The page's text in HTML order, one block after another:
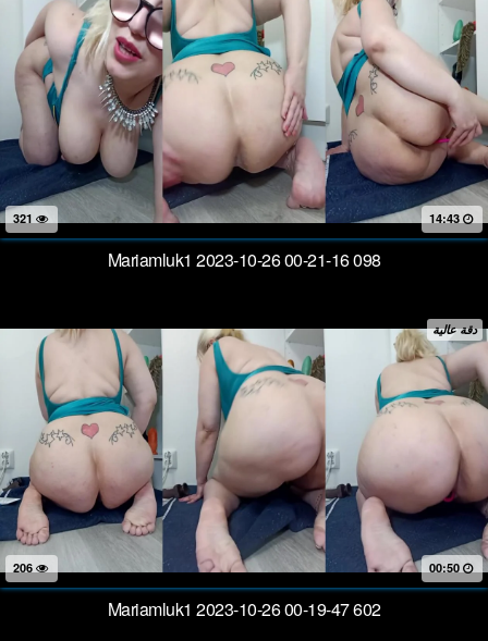
14:43
Mariamluk1 2023-10-26 00-21-16 098
دقة عالية
00:50
Mariamluk1 2023-10-26 00-19-47 602